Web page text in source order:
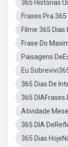
365 Histórias
Frases Pra
Filme 365 Dias
Frase Do
Paisagens
Eu
365 Dias De
365 DIAFrases
Atividade
365 DIA
365 Dias